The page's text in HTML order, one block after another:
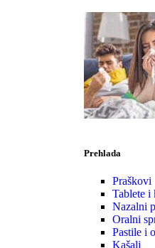
Prehlada
Praškovi
Tablete i
Nazalni
Oralni
Pastile i
Kašalj